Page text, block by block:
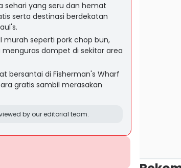
sehari yang seru dan hemat
serta destinasi berdekatan
murah seperti pork chop bun,
dompet di sekitar area
bersantai di Fisherman's Wharf
gratis sambil merasakan
by our editorial team.